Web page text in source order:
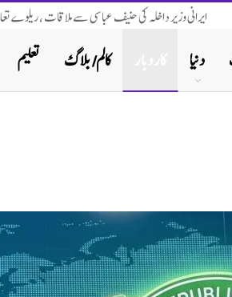
ایرانی وزیر داخلہ کی حنیف عباسی سے ملاقات ، ریلوے
تعلیم کالم/ بلاگ دنیا